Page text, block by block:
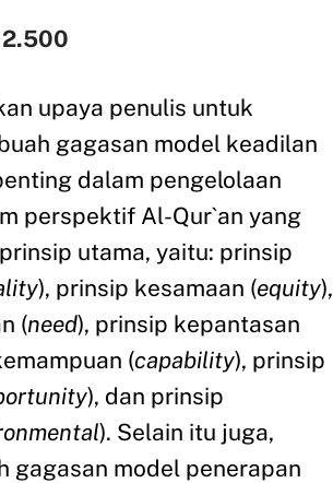
upaya penulis untuk
gagasan model keadilan
dalam pengelolaan
perspektif Al-Qur`an yang
utama, yaitu: prinsip
), prinsip kesamaan (equity),
(need), prinsip kepantasan
(capability), prinsip
), dan prinsip
). Selain itu juga,
gagasan model penerapan